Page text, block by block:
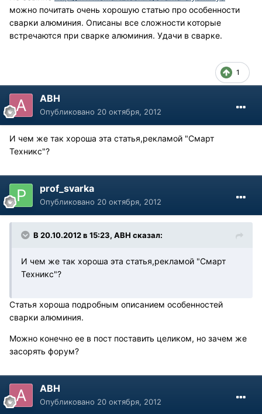
можно почитать очень хорошую статью про особенности
сварки алюминия. Описаны все сложности которые
встречаются при сварке алюминия. Удачи в сварке.
1
АВН
Опубликовано 20 октября, 2012
И чем же так хороша эта статья,рекламой "Смарт
Техникс"?
prof_svarka
Опубликовано 20 октября, 2012
В 20.10.2012 в 15:23, АВН сказал:
И чем же так хороша эта статья,рекламой "Смарт
Техникс"?
Статья хороша подробным описанием особенностей
сварки алюминия.
Можно конечно ее в пост поставить целиком, но зачем же
засорять форум?
АВН
Опубликовано 20 октября, 2012